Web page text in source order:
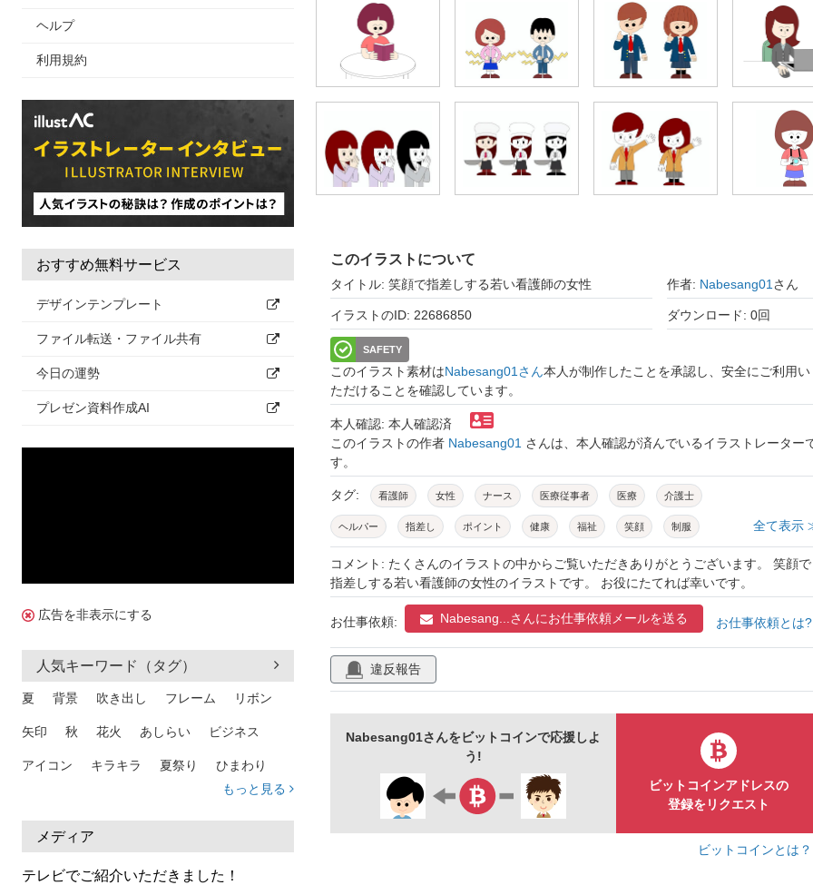
ヘルプ
利用規約
おすすめ無料サービス
デザインテンプレート
ファイル転送・ファイル共有
今日の運勢
プレゼン資料作成AI
広告を非表示にする
人気キーワード（タグ）
夏 背景 吹き出し フレーム リボン
矢印 秋 花火 あしらい ビジネス
アイコン キラキラ 夏祭り ひまわり
熱中症
人物 暑中見舞い
日本地図 海
もっと見る
メディア
テレビでご紹介いただきました！
このイラストについて
タイトル: 笑顔で指差しする若い看護師の女性 作者: Nabesang01さん
イラストのID: 22686850 ダウンロード: 0回
SAFETY
このイラスト素材はNabesang01さん本人が制作したことを承認し、安全にご利用い
ただけることを確認しています。
本人確認: 本人確認済
このイラストの作者 Nabesang01 さんは、本人確認が済んでいるイラストレーター
す。
タグ: 看護師 女性 ナース 医療従事者 医療 介護士
ヘルパー 指差し ポイント 健康 福祉 笑顔 制服
仕事 職業 若い かわいい
全て表示
コメント: たくさんのイラストの中からご覧いただきありがとうございます。 笑顔で
指差しする若い看護師の女性のイラストです。 お役にたてれば幸いです。
お仕事依頼: Nabesang...さんにお仕事依頼メールを送る お仕事依頼とは?
違反報告
Nabesang01さんをビットコインで応援しよ
う!
ビットコインアドレスの
登録をリクエスト
ビットコインとは？